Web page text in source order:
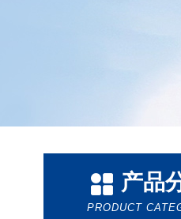
产品
PRODUCT